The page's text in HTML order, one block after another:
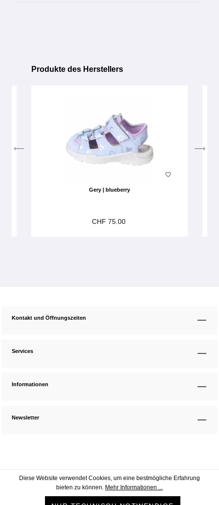
Produktgalerie überspringen
Produkte des Herstellers
Gery | blueberry
CHF 75.00
Kontakt und Öffnungszeiten
Services
Informationen
Newsletter
Diese Website verwendet Cookies, um eine bestmögliche Erfahrung
bieten zu können. Mehr Informationen ...